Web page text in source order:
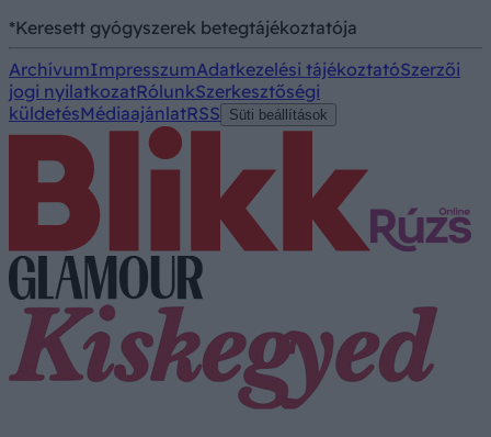
*Keresett gyógyszerek betegtájékoztatója
ArchívumImpresszumAdatkezelési tájékoztatóSzerzői
jogi nyilatkozatRólunkSzerkesztőségi
küldetésMédiaajánlatRSS Süti beállítások